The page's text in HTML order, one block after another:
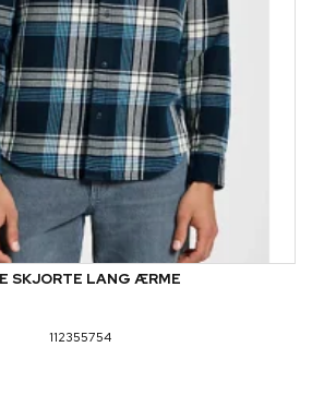
SKJORTE LANG ÆRME
112355754